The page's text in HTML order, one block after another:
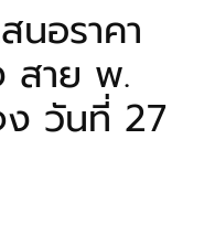
นอราคา
สาย พ.
ง วันที่ 27